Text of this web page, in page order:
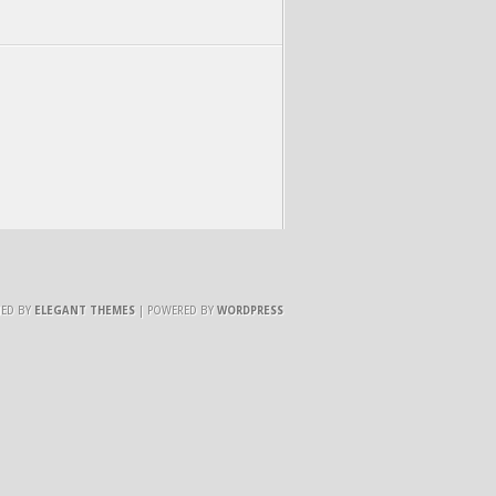
BY ELEGANT THEMES | POWERED BY WORDPRESS